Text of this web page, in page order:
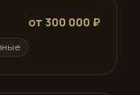
от 300 000 ₽